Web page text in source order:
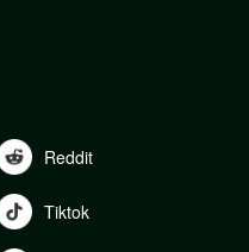
Reddit
Tiktok